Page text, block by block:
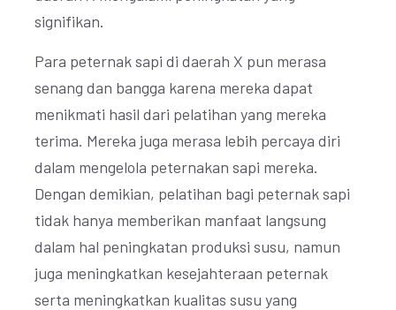
signifikan.
Para peternak sapi di daerah X pun merasa
senang dan bangga karena mereka dapat
menikmati hasil dari pelatihan yang mereka
terima. Mereka juga merasa lebih percaya diri
dalam mengelola peternakan sapi mereka.
Dengan demikian, pelatihan bagi peternak sapi
tidak hanya memberikan manfaat langsung
dalam hal peningkatan produksi susu, namun
juga meningkatkan kesejahteraan peternak
serta meningkatkan kualitas susu yang